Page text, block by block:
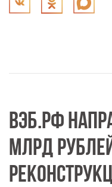
ВЭБ.РФ
МЛРД